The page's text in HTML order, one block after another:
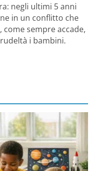
negli ultimi 5 anni
in un conflitto che
come sempre accade,
i bambini.